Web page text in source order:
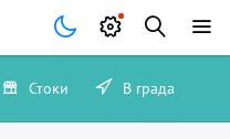
Стоки В града